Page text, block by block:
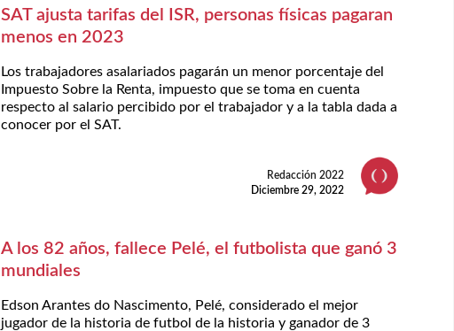
SAT ajusta tarifas del ISR, personas físicas pagaran
menos en 2023
Los trabajadores asalariados pagarán un menor porcentaje del
Impuesto Sobre la Renta, impuesto que se toma en cuenta
respecto al salario percibido por el trabajador y a la tabla dada a
conocer por el SAT.
Redacción 2022
Diciembre 29, 2022
A los 82 años, fallece Pelé, el futbolista que ganó 3
mundiales
Edson Arantes do Nascimento, Pelé, considerado el mejor
jugador de la historia de futbol de la historia y ganador de 3